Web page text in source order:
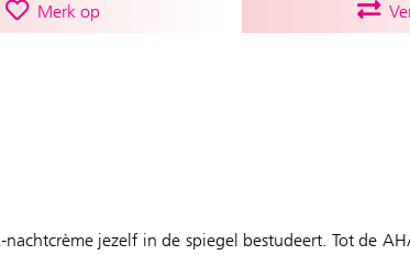
Merk op
jezelf in de spiegel bestudeert. Tot de